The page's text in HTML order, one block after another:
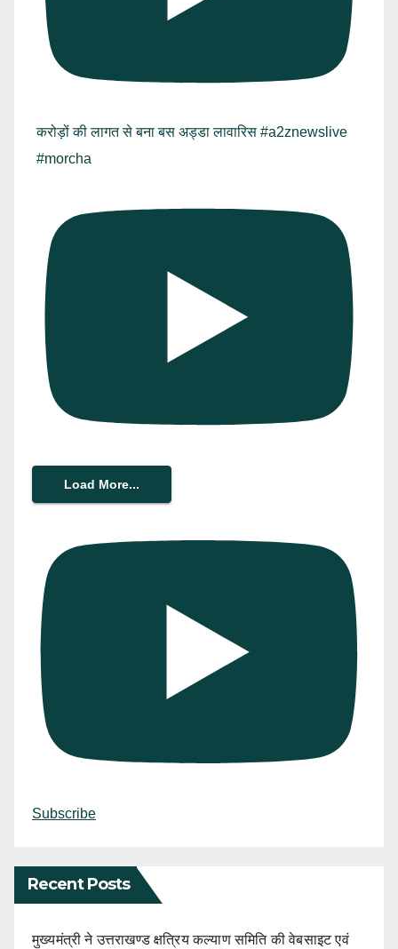
करोड़ों की लागत से बना बस अड्डा लावारिस #a2znewslive
#morcha
Load More...
Subscribe
Recent Posts
मुख्यमंत्री ने उत्तराखण्ड क्षत्रिय कल्याण समिति की वेबसाइट एवं